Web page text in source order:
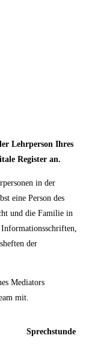
Lehrperson Ihres
Register an.
in der
eine Person des
und die Familie in
der
Mediators
mit.
Sprechstunde